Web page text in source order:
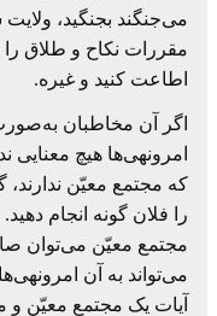
می‌جنگند بجنگید،
مقررات نکاح و طلاق را
‏اطاعت کنید و غیره.‏
اگر آن مخاطبان
امرونهی‌ها هیچ معنایی
که مجتمع معیّن
‏را فلان گونه انجام
مجتمع معیّن می‌توان
می‌تواند به آن
‏آیات یک مجتمع معیّن